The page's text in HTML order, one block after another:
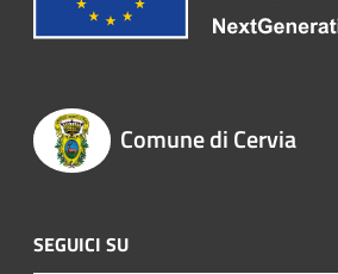
Comune di Cervia
SEGUICI SU